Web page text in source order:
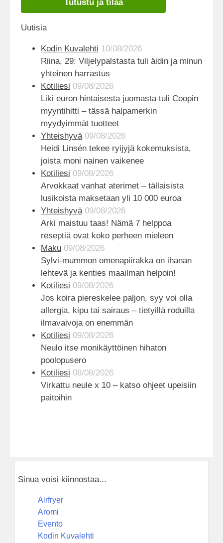
Tutustu ja tilaa
Uutisia
Kodin Kuvalehti 10/08/2026
Riina, 29: Viljelypalstasta tuli äidin ja minun
yhteinen harrastus
Kotiliesi 09/08/2026
Liki euron hintaisesta juomasta tuli Coopin
myyntihitti – tässä halpamerkin
myydyimmät tuotteet
Yhteishyvä 09/08/2026
Heidi Linsén tekee ryijyjä kokemuksista,
joista moni nainen vaikenee
Kotiliesi 09/08/2026
Arvokkaat vanhat aterimet – tällaisista
lusikoista maksetaan yli 10 000 euroa
Yhteishyvä 09/08/2026
Arki maistuu taas! Nämä 7 helppoa
reseptiä ovat koko perheen mieleen
Maku 09/08/2026
Sylvi-mummon omenapiirakka on ihanan
lehtevä ja kenties maailman helpoin!
Kotiliesi 09/08/2026
Jos koira piereskelee paljon, syy voi olla
allergia, kipu tai sairaus – tietyillä roduilla
ilmavaivoja on enemmän
Kotiliesi 09/08/2026
Neulo itse monikäyttöinen hihaton
poolopusero
Kotiliesi 08/08/2026
Virkattu neule x 10 – katso ohjeet upeisiin
paitoihin
Sinua voisi kiinnostaa...
Airfryer
Aromi
Evento
Kodin Kuvalehti